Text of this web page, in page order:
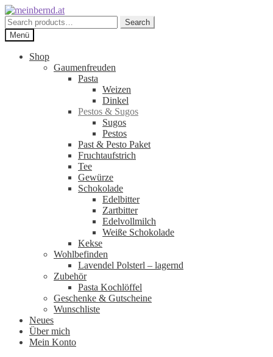
Zur
Navigation
springen
Zum
Inhalt
springen
Search
for:
Search
Menü
Shop
Gaumenfreuden
Pasta
Weizen
Dinkel
Pestos & Sugos
Sugos
Pestos
Past & Pesto Paket
Fruchtaufstrich
Tee
Gewürze
Schokolade
Edelbitter
Zartbitter
Edelvollmilch
Weiße Schokolade
Kekse
Wohlbefinden
Lavendel Polsterl – lagernd
Zubehör
Pasta Kochlöffel
Geschenke & Gutscheine
Wunschliste
Neues
Über mich
Mein Konto